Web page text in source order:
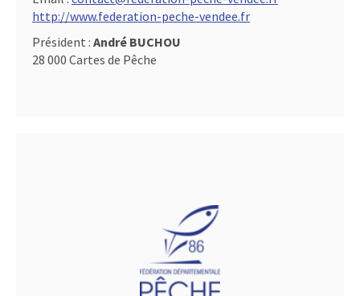
http://www.federation-peche-vendee.fr
Président : André BUCHOU
28 000 Cartes de Pêche